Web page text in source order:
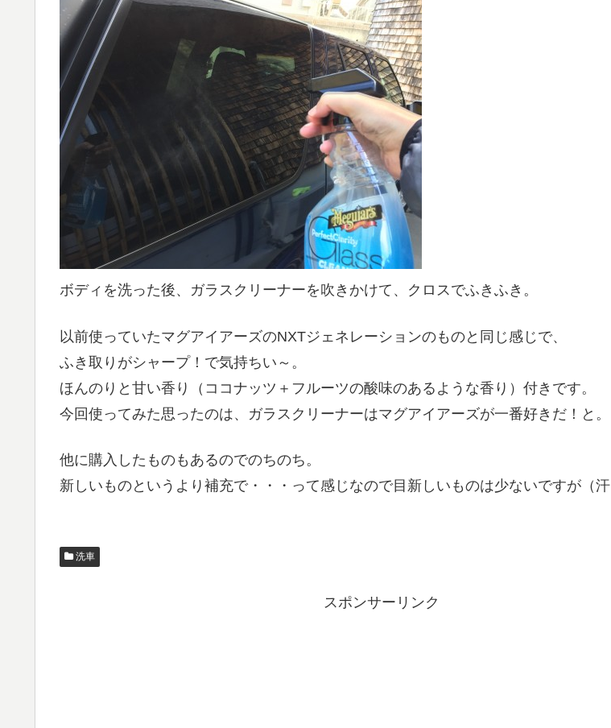
ボディを洗った後、ガラスクリーナーを吹きかけて、クロスでふきふき。
以前使っていたマグアイアーズのNXTジェネレーションのものと同じ感じで、
ふき取りがシャープ！で気持ちい～。
ほんのりと甘い香り（ココナッツ＋フルーツの酸味のあるような香り）付きです。
今回使ってみた思ったのは、ガラスクリーナーはマグアイアーズが一番好きだ！と。
他に購入したものもあるのでのちのち。
新しいものというより補充で・・・って感じなので目新しいものは少ないですが（汗
洗車
スポンサーリンク